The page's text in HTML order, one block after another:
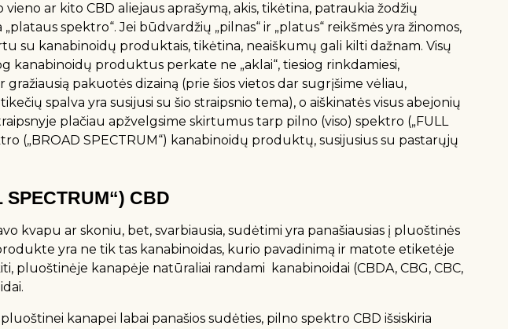
ar kito CBD aliejaus aprašymą, akis, tikėtina, patraukia žodžių
spektro“. Jei būdvardžių „pilnas“ ir „platus“ reikšmės yra žinomos,
su kanabinoidų produktais, tikėtina, neaiškumų gali kilti dažnam. Visų
kanabinoidų produktus perkate ne „aklai“, tiesiog rinkdamiesi,
gražiausią pakuotės dizainą (prie šios vietos dar sugrįšime vėliau,
spalva yra susijusi su šio straipsnio tema), o aiškinatės visus abejonių
plačiau apžvelgsime skirtumus tarp pilno (viso) spektro („FULL
(„BROAD SPECTRUM“) kanabinoidų produktų, susijusius su pastarųjų
CBD
kvapu ar skoniu, bet, svarbiausia, sudėtimi yra panašiausias į pluoštinės
yra ne tik tas kanabinoidas, kurio pavadinimą ir matote etiketėje
pluoštinėje kanapėje natūraliai randami kanabinoidai (CBDA, CBG, CBC,
kanapei labai panašios sudėties, pilno spektro CBD išsiskiria